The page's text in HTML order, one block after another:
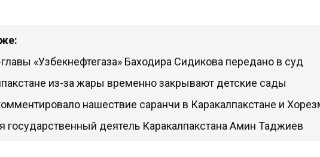
«Узбекнефтегаза» Баходира Сидикова передано в суд
из-за жары временно закрывают детские сады
нашествие саранчи в Каракалпакстане и
государственный деятель Каракалпакстана Амин Таджиев